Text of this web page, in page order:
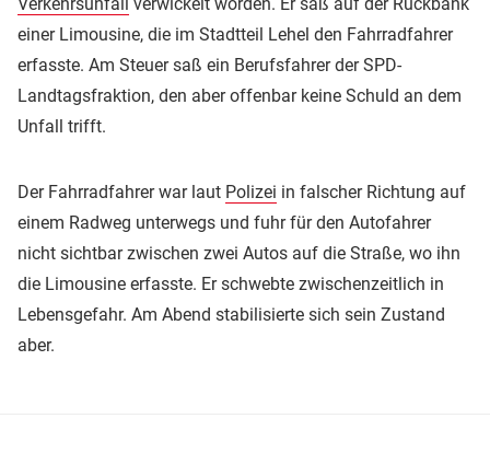
einer Limousine, die im Stadtteil Lehel den Fahrradfahrer
erfasste. Am Steuer saß ein Berufsfahrer der SPD-
Landtagsfraktion, den aber offenbar keine Schuld an dem
Unfall trifft.
Der Fahrradfahrer war laut Polizei in falscher Richtung auf
einem Radweg unterwegs und fuhr für den Autofahrer
nicht sichtbar zwischen zwei Autos auf die Straße, wo ihn
die Limousine erfasste. Er schwebte zwischenzeitlich in
Lebensgefahr. Am Abend stabilisierte sich sein Zustand
aber.